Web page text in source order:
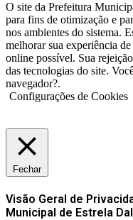
O site da Prefeitura
para fins de otimização e
nos ambientes do sistema.
melhorar sua experiência
online possível. Sua
das tecnologias do site.
navegador?.
Configurações de Cookies
Fechar
Visão Geral de
Municipal de Estrela